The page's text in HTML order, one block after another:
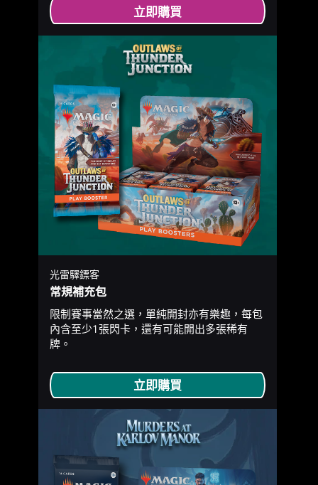
立即購買
光雷驛鏢客
常規補充包
限制賽事當然之選，單純開封亦有樂趣，每包
內含至少1張閃卡，還有可能開出多張稀有
牌。
立即購買